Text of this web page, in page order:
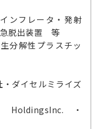
ンフレータ・発射
急脱出装置 等
分解性プラスチッ
ダイセルミライズ
・